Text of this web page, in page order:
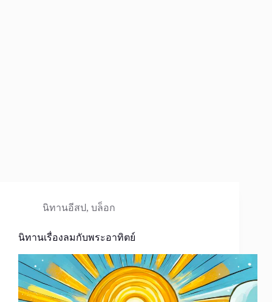
นิทานอีสป , บล็อก
นิทานเรื่องลมกับพระอาทิตย์